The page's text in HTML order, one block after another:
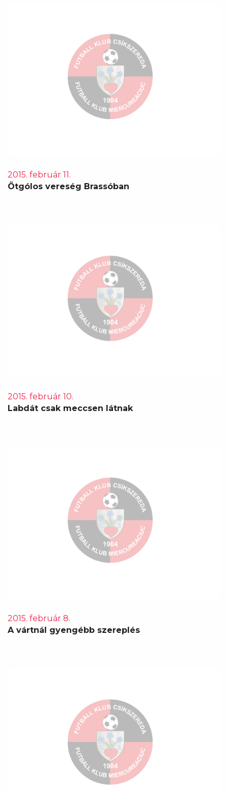
2015. február 11.
Ötgólos vereség Brassóban
2015. február 10.
Labdát csak meccsen látnak
2015. február 8.
A vártnál gyengébb szereplés